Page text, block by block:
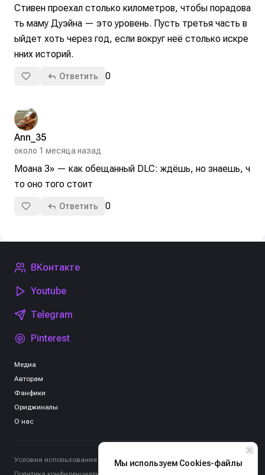
Стивен проехал столько километров, чтобы порадова
ть маму Дуэйна — это уровень. Пусть третья часть в
ыйдет хоть через год, если вокруг неё столько искре
нних историй.
Ответить 0
Ann_35
около 1 месяца назад
Моана 3» — как обещанный DLC: ждёшь, но знаешь, ч
то оно того стоит
Ответить 0
ВКонтакте
Youtube
Telegram
Pinterest
Медиа
Авторам
Фанфики
Ориджиналы
О нас
Условия использования
Мы используем Cookies-файлы